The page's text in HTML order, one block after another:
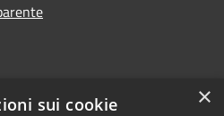
×
sui cookie